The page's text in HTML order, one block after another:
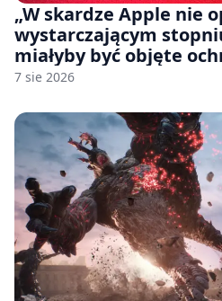
„W skardze Apple nie
wystarczającym
miałyby być objęte
handlowej”. OpenAI
7 sie 2026